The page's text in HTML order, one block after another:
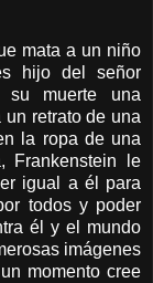
mata a un niño
hijo del señor
su muerte una
retrato de una
la ropa de una
Frankenstein le
igual a él para
todos y poder
él y el mundo
imágenes
momento cree